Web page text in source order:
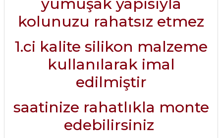
yumuşak yapısıyla
kolunuzu rahatsız etmez
1.ci kalite silikon malzeme
kullanılarak imal
edilmiştir
saatinize rahatlıkla monte
edebilirsiniz